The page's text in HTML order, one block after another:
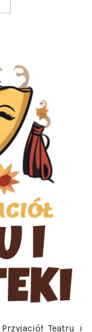
Teatru i